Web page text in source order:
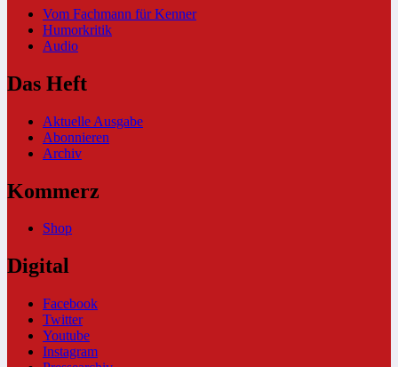
Vom Fachmann für Kenner
Humorkritik
Audio
Das Heft
Aktuelle Ausgabe
Abonnieren
Archiv
Kommerz
Shop
Digital
Facebook
Twitter
Youtube
Instagram